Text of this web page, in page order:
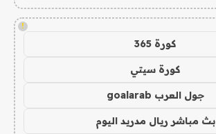
!
كورة 365
كورة سيتي
جول العرب goalarab
بث مباشر ريال مدريد اليوم